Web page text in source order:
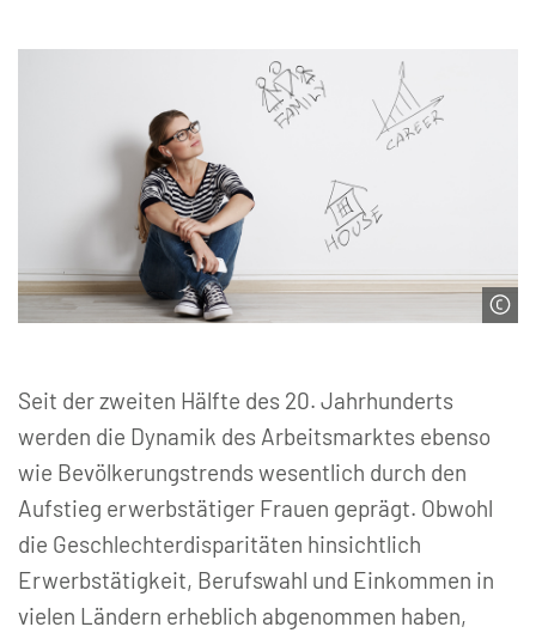
Seit der zweiten Hälfte des 20. Jahrhunderts
werden die Dynamik des Arbeitsmarktes ebenso
wie Bevölkerungstrends wesentlich durch den
Aufstieg erwerbstätiger Frauen geprägt. Obwohl
die Geschlechterdisparitäten hinsichtlich
Erwerbstätigkeit, Berufswahl und Einkommen in
vielen Ländern erheblich abgenommen haben,